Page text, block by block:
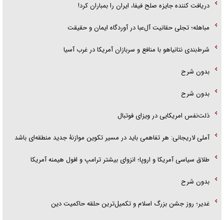
دریافت کننده جایزه صلح فیفا، ایران را بمباران کرد!
مباهله؛ تجلی حقانیت آل‌عبا در آوردگاه ایمان و حقیقت
شرط‌بندی نتانیاهو با منافع و سربازان آمریکا در غرب آسیا
بدون شرح
بدون شرح
ذلت‌نفس امریکایی در ویزای فوتبال
آملی لاریجانی: هر تفاهمی باید در مسیر تکوین موازنۀ جدید منطقه‌ای باشد
طلاق سیاسی آمریکا و اروپا؛ انزوای بیشتر ترامپ و افول هیمنه آمریکا
بدون شرح
غدیر؛ روز جشن بزرگ اسلام و تکمیل‌ترین حلقه حاکمیت دین